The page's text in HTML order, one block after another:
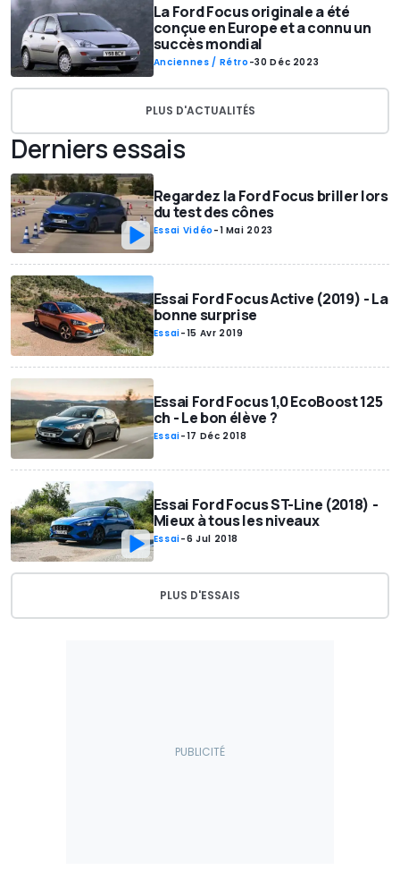
La Ford Focus originale a été
conçue en Europe et a connu un
succès mondial
Anciennes / Rétro -30 Déc 2023
PLUS D'ACTUALITÉS
Derniers essais
Regardez la Ford Focus briller lors
du test des cônes
Essai Vidéo -1 Mai 2023
Essai Ford Focus Active (2019) - La
bonne surprise
Essai-15 Avr 2019
Essai Ford Focus 1,0 EcoBoost 125
ch - Le bon élève ?
Essai-17 Déc 2018
Essai Ford Focus ST-Line (2018) -
Mieux à tous les niveaux
Essai-6 Jul 2018
PLUS D'ESSAIS